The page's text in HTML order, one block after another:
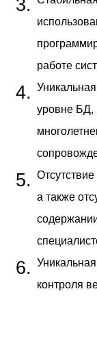
работе
уровне БД,
а также
контроля